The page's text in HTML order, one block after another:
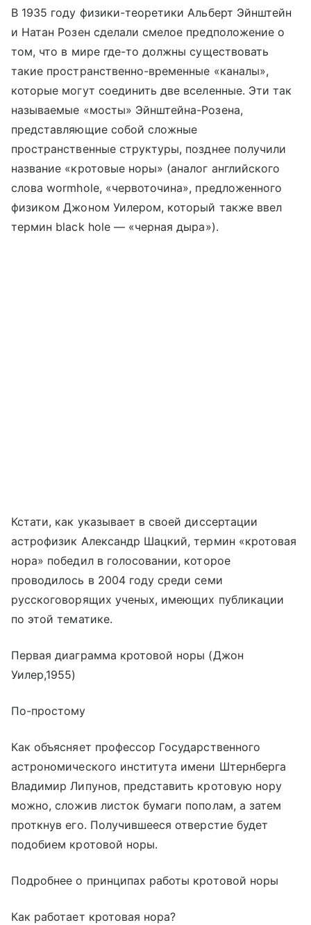
В 1935 году физики-теоретики Альберт Эйнштейн
и Натан Розен сделали смелое предположение о
том, что в мире где-то должны существовать
такие пространственно-временные «каналы»,
которые могут соединить две вселенные. Эти так
называемые «мосты» Эйнштейна-Розена,
представляющие собой сложные
пространственные структуры, позднее получили
название «кротовые норы» (аналог английского
слова wormhole, «червоточина», предложенного
физиком Джоном Уилером, который также ввел
термин black hole — «черная дыра»).
Кстати, как указывает в своей диссертации
астрофизик Александр Шацкий, термин «кротовая
нора» победил в голосовании, которое
проводилось в 2004 году среди семи
русскоговорящих ученых, имеющих публикации
по этой тематике.
Первая диаграмма кротовой норы (Джон
Уилер,1955)
По-простому
Как объясняет профессор Государственного
астрономического института имени Штернберга
Владимир Липунов, представить кротовую нору
можно, сложив листок бумаги пополам, а затем
проткнув его. Получившееся отверстие будет
подобием кротовой норы.
Подробнее о принципах работы кротовой норы
Как работает кротовая нора?